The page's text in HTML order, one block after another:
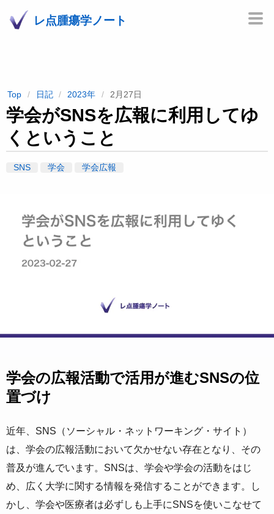
レ点腫瘍学ノート
Top 日記 2023年 2月27日
学会がSNSを広報に利用してゆ
くということ
SNS 学会 学会広報
学会の広報活動で活用が進むSNSの位
置づけ
近年、SNS（ソーシャル・ネットワーキング・サイト）
は、学会の広報活動において欠かせない存在となり、その
普及が進んでいます。SNSは、学会や学会の活動をはじ
め、広く大学に関する情報を発信することができます。し
かし、学会や医療者は必ずしも上手にSNSを使いこなせて